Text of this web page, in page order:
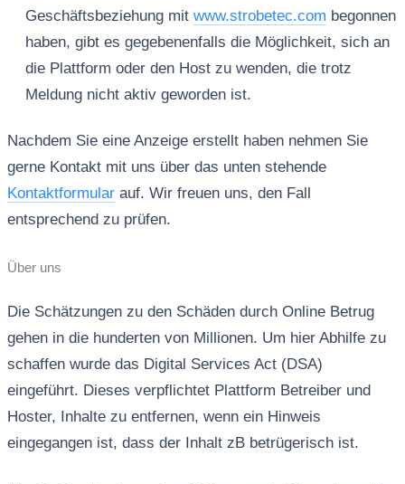
Geschäftsbeziehung mit www.strobetec.com begonnen
haben, gibt es gegebenenfalls die Möglichkeit, sich an
die Plattform oder den Host zu wenden, die trotz
Meldung nicht aktiv geworden ist.
Nachdem Sie eine Anzeige erstellt haben nehmen Sie
gerne Kontakt mit uns über das unten stehende
Kontaktformularauf. Wir freuen uns, den Fall
entsprechend zu prüfen.
Über uns
Die Schätzungen zu den Schäden durch Online Betrug
gehen in die hunderten von Millionen. Um hier Abhilfe zu
schaffen wurde das Digital Services Act (DSA)
eingeführt. Dieses verpflichtet Plattform Betreiber und
Hoster, Inhalte zu entfernen, wenn ein Hinweis
eingegangen ist, dass der Inhalt zB betrügerisch ist.